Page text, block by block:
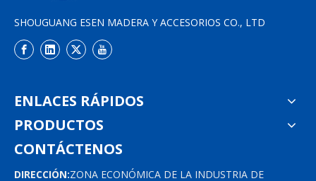
SHOUGUANG ESEN MADERA Y ACCESORIOS CO., LTD
ENLACES RÁPIDOS
PRODUCTOS
CONTÁCTENOS
DIRECCIÓN:ZONA ECONÓMICA DE LA INDUSTRIA DE